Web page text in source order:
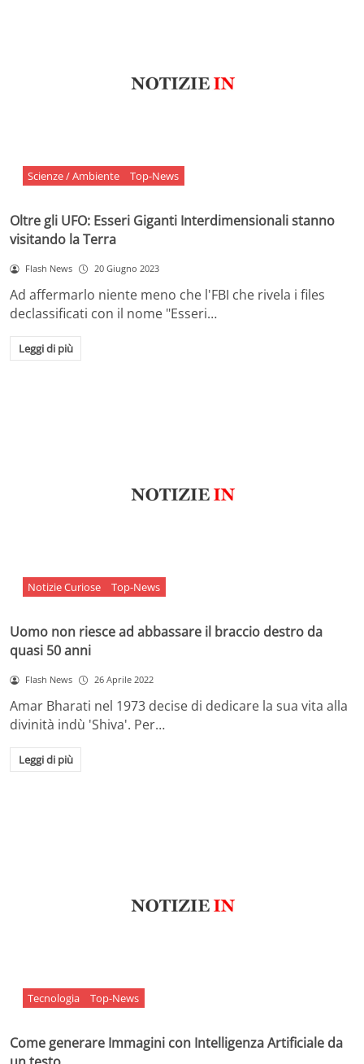
Scienze / Ambiente Top-News
Oltre gli UFO: Esseri Giganti Interdimensionali stanno
visitando la Terra
Flash News 20 Giugno 2023
Ad affermarlo niente meno che l'FBI che rivela i files
declassificati con il nome "Esseri…
Leggi di più
Notizie Curiose Top-News
Uomo non riesce ad abbassare il braccio destro da
quasi 50 anni
Flash News 26 Aprile 2022
Amar Bharati nel 1973 decise di dedicare la sua vita alla
divinità indù 'Shiva'. Per…
Leggi di più
Tecnologia Top-News
Come generare Immagini con Intelligenza Artificiale da